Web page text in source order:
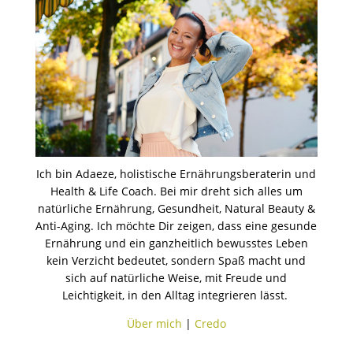
Ich bin Adaeze, holistische Ernährungsberaterin und
Health & Life Coach. Bei mir dreht sich alles um
natürliche Ernährung, Gesundheit, Natural Beauty &
Anti-Aging. Ich möchte Dir zeigen, dass eine gesunde
Ernährung und ein ganzheitlich bewusstes Leben
kein Verzicht bedeutet, sondern Spaß macht und
sich auf natürliche Weise, mit Freude und
Leichtigkeit, in den Alltag integrieren lässt.
Über mich | Credo